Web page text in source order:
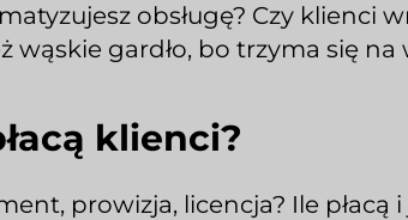
obsługę? Czy klienci
gardło, bo trzyma się na
klienci?
prowizja, licencja? Ile płacą